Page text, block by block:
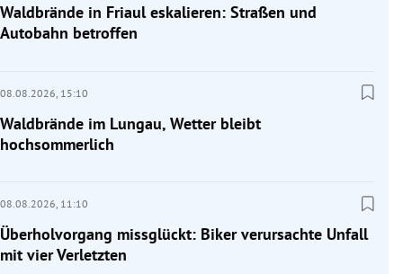
Waldbrände in Friaul eskalieren: Straßen und
Autobahn betroffen
08.08.2026, 15:10
Waldbrände im Lungau, Wetter bleibt
hochsommerlich
08.08.2026, 11:10
Überholvorgang missglückt: Biker verursachte Unfall
mit vier Verletzten